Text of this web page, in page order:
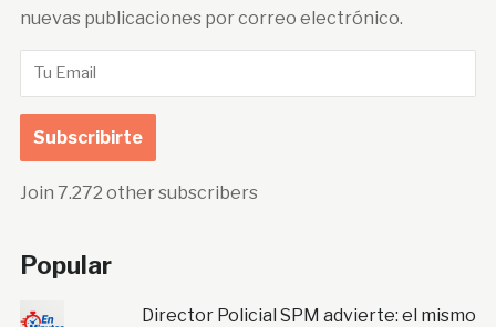
nuevas publicaciones por correo electrónico.
Tu
Email
Subscribirte
Join 7.272 other subscribers
Popular
Director Policial SPM advierte: el mismo